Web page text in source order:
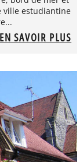
ville estudiantine
EN SAVOIR PLUS